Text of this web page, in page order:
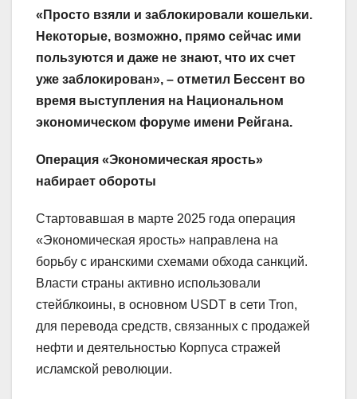
«Просто взяли и заблокировали кошельки.
Некоторые, возможно, прямо сейчас ими
пользуются и даже не знают, что их счет
уже заблокирован», – отметил Бессент во
время выступления на Национальном
экономическом форуме имени Рейгана.
Операция «Экономическая ярость»
набирает обороты
Стартовавшая в марте 2025 года операция
«Экономическая ярость» направлена на
борьбу с иранскими схемами обхода санкций.
Власти страны активно использовали
стейблкоины, в основном USDT в сети Tron,
для перевода средств, связанных с продажей
нефти и деятельностью Корпуса стражей
исламской революции.